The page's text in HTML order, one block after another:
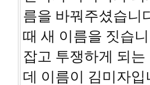
름을 바꿔주셨습니
때 새 이름을 짓습
잡고 투쟁하게 되
데 이름이 김미자